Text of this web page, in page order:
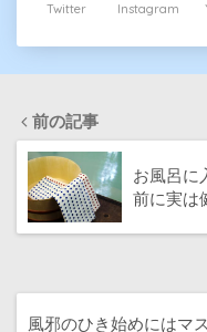
Twitter Instagram
前の記事
お風呂に
前に実は
風邪のひき始めにはマ